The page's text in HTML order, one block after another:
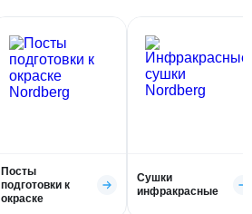
Посты
подготовки к
окраске
Сушки
инфракрасные